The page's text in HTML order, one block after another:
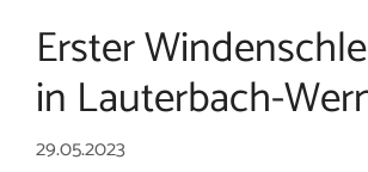
Erster
in Lauterbach-
29.05.2023